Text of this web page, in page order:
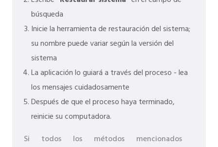
búsqueda
Inicie la herramienta de restauración del sistema;
su nombre puede variar según la versión del
sistema
La aplicación lo guiará a través del proceso - lea
los mensajes cuidadosamente
Después de que el proceso haya terminado,
reinicie su computadora.
Si todos los métodos mencionados